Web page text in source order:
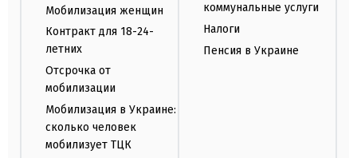
Мобилизация женщин
Контракт для 18-24-
летних
Отсрочка от
мобилизации
Мобилизация в Украине:
сколько человек
мобилизует ТЦК
коммунальные услуги
Налоги
Пенсия в Украине